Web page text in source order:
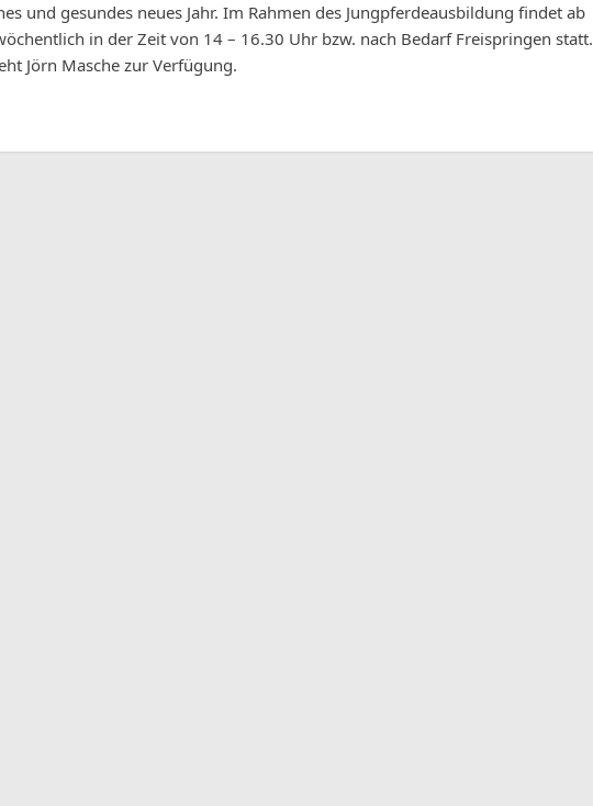
und gesundes neues Jahr. Im Rahmen des Jungpferdeausbildung findet ab
in der Zeit von 14 – 16.30 Uhr bzw. nach Bedarf Freispringen statt.
Jörn Masche zur Verfügung.